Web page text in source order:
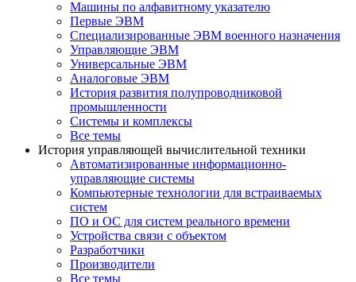
Машины по алфавитному указателю
Первые ЭВМ
Специализированные ЭВМ военного назначения
Управляющие ЭВМ
Универсальные ЭВМ
Аналоговые ЭВМ
История развития полупроводниковой
промышленности
Системы и комплексы
Все темы
История управляющей вычислительной техники
Автоматизированные информационно-
управляющие системы
Компьютерные технологии для встраиваемых
систем
ПО и ОС для систем реального времени
Устройства связи с объектом
Разработчики
Производители
Все темы